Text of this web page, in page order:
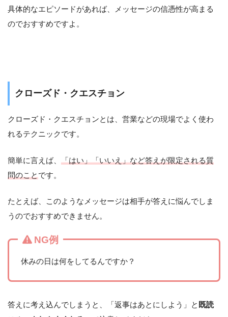
具体的なエピソードがあれば、メッセージの信憑性が高まる
のでおすすめですよ。
クローズド・クエスチョン
クローズド・クエスチョンとは、営業などの現場でよく使わ
れるテクニックです。
簡単に言えば、
「はい」「いいえ」など答えが限定される質
問のこと です。
たとえば、このようなメッセージは相手が答えに悩んでしま
うのでおすすめできません。
NG例
休みの日は何をしてるんですか？
答えに考え込んでしまうと、「返事はあとにしよう」と 既読